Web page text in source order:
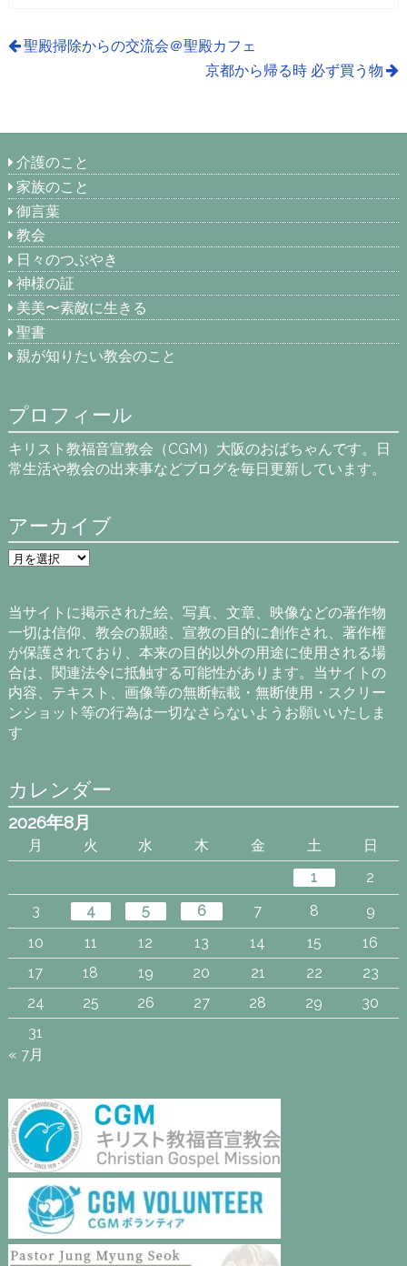
聖殿掃除からの交流会＠聖殿カフェ
京都から帰る時 必ず買う物
介護のこと
家族のこと
御言葉
教会
日々のつぶやき
神様の証
美美〜素敵に生きる
聖書
親が知りたい教会のこと
プロフィール
キリスト教福音宣教会（CGM）大阪のおばちゃんです。日
常生活や教会の出来事などブログを毎日更新しています。
アーカイブ
ア
ー
ブ
当サイトに掲示された絵、写真、文章、映像などの著作物
一切は信仰、教会の親睦、宣教の目的に創作され、著作権
が保護されており、本来の目的以外の用途に使用される場
合は、関連法令に抵触する可能性があります。当サイトの
内容、テキスト、画像等の無断転載・無断使用・スクリー
ンショット等の行為は一切なさらないようお願いいたしま
す
カレンダー
2026年8月
月 火 水 木 金 土
日
1
2
3
4 5 6 7 8
9
10
11 12 13 14 15
16
17
18 19 20 21 22
23
24
25 26 27 28 29
30
31
« 7月